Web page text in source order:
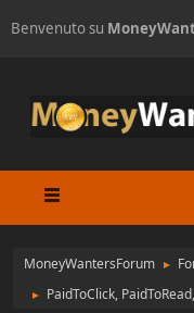
Benvenuto su
MoneyWantersForum ►
► PaidToClick,